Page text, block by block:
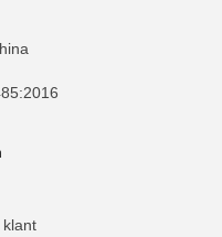
klant